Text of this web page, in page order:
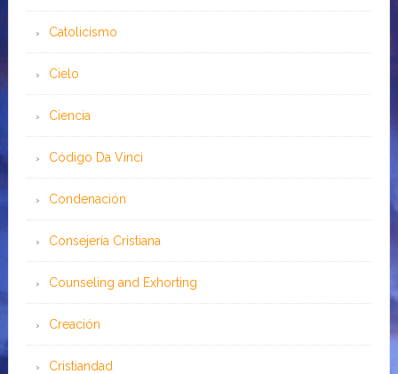
Catolicismo
Cielo
Ciencia
Código Da Vinci
Condenación
Consejería Cristiana
Counseling and Exhorting
Creación
Cristiandad